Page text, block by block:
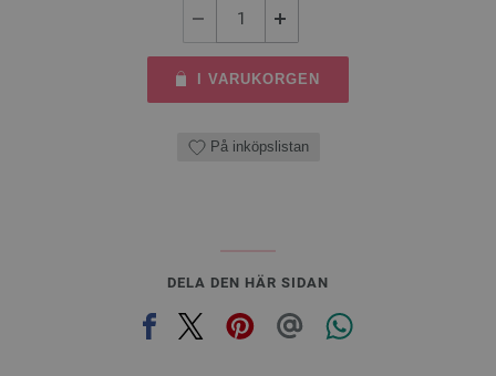
I VARUKORGEN
På inköpslistan
DELA DEN HÄR SIDAN